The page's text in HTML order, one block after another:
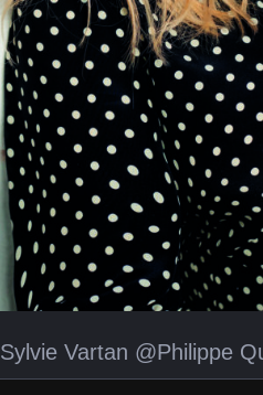
Sylvie Vartan @Philippe